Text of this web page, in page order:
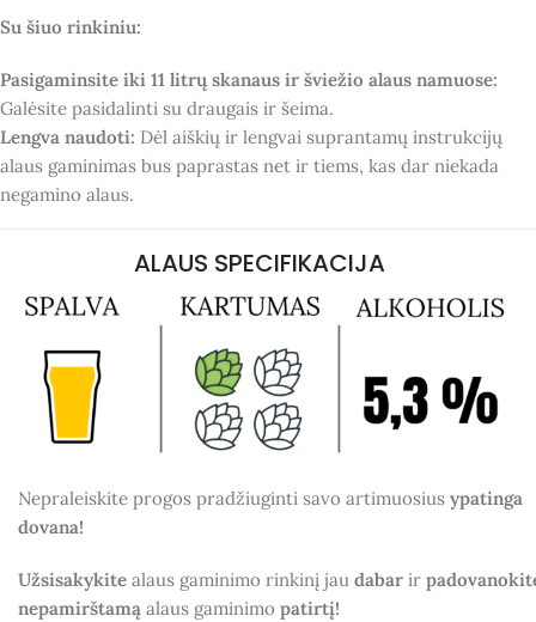
Su šiuo rinkiniu:
Pasigaminsite iki 11 litrų skanaus ir šviežio alaus namuose:
Galėsite pasidalinti su draugais ir šeima.
Lengva naudoti: Dėl aiškių ir lengvai suprantamų instrukcijų
alaus gaminimas bus paprastas net ir tiems, kas dar niekada
negamino alaus.
ALAUS SPECIFIKACIJA
Nepraleiskite progos pradžiuginti savo artimuosius ypatinga
dovana!
Užsisakykite alaus gaminimo rinkinį jau dabar ir
nepamirštamą alaus gaminimo patirtį!